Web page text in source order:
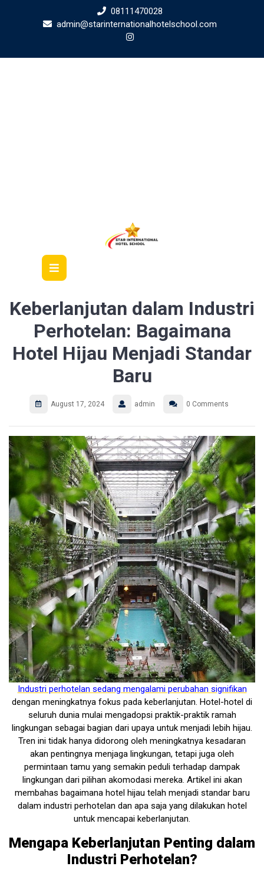
08111470028
admin@starinternationalhotelschool.com
Open
Keberlanjutan dalam Industri
Perhotelan: Bagaimana
Hotel Hijau Menjadi Standar
Baru
August 17, 2024 admin 0 Comments
Industri perhotelan sedang mengalami perubahan signifikan
dengan meningkatnya fokus pada keberlanjutan. Hotel-hotel di
seluruh dunia mulai mengadopsi praktik-praktik ramah
lingkungan sebagai bagian dari upaya untuk menjadi lebih hijau.
Tren ini tidak hanya didorong oleh meningkatnya kesadaran
akan pentingnya menjaga lingkungan, tetapi juga oleh
permintaan tamu yang semakin peduli terhadap dampak
lingkungan dari pilihan akomodasi mereka. Artikel ini akan
membahas bagaimana hotel hijau telah menjadi standar baru
dalam industri perhotelan dan apa saja yang dilakukan hotel
untuk mencapai keberlanjutan.
Mengapa Keberlanjutan Penting dalam
Industri Perhotelan?